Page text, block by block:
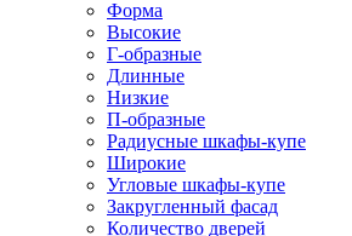
Форма
Высокие
Г-образные
Длинные
Низкие
П-образные
Радиусные шкафы-купе
Широкие
Угловые шкафы-купе
Закругленный фасад
Количество дверей